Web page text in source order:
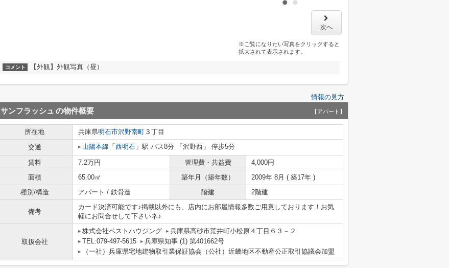
次へ
※ご覧になりたい写真をクリックすると
拡大されて表示されます。
コメント 【外観】外観写真（昼）
情報の見方
サンフラッシュ の物件概要 【アパート】
所在地 兵庫県明石市沢野南町 ３丁目
交通
山陽本線 「 西明石 」駅 バス8分 「沢野西」 停歩5分
賃料 7.2万円 管理費・共益費
4,000円
面積
65.00㎡ 築年月（築年数）
2009年 8月 ( 築17年 )
種別/構造
アパート / 鉄骨造 階建 2階建
備考
カード決済可能です♪掲載以外にも、店内にお部屋情報多数ご用意しております！お気
軽にお問合せして下さいネ♪
取扱会社
株式会社ベストハウジング
兵庫県高砂市荒井町小松原４丁目６３－２
TEL:079-497-5615
兵庫県知事 (1) 第401662号
（一社）兵庫県宅地建物取引業保証協会（公社）近畿地区不動産公正取引協議会加盟